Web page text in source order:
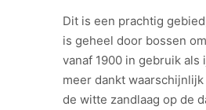
Dit is een prachtig
is geheel door bossen
vanaf 1900 in gebruik als
meer dankt waarschijnlijk
de witte zandlaag op de